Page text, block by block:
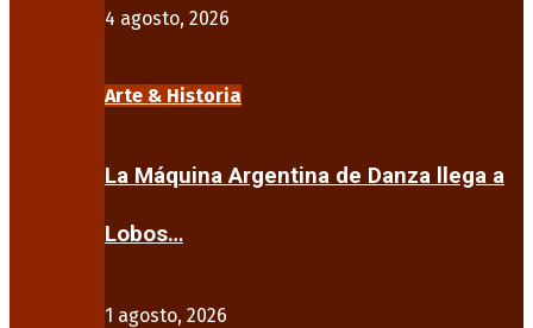
4 agosto, 2026
Arte & Historia
La Máquina Argentina de Danza llega a
Lobos…
1 agosto, 2026